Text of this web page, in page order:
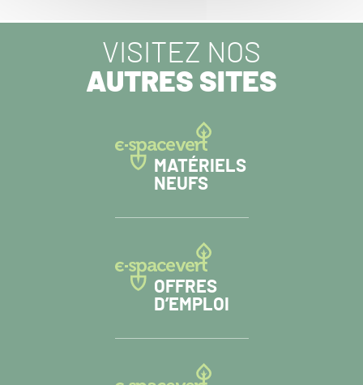
VISITEZ NOS
AUTRES SITES
MATÉRIELS
NEUFS
OFFRES
D’EMPLOI